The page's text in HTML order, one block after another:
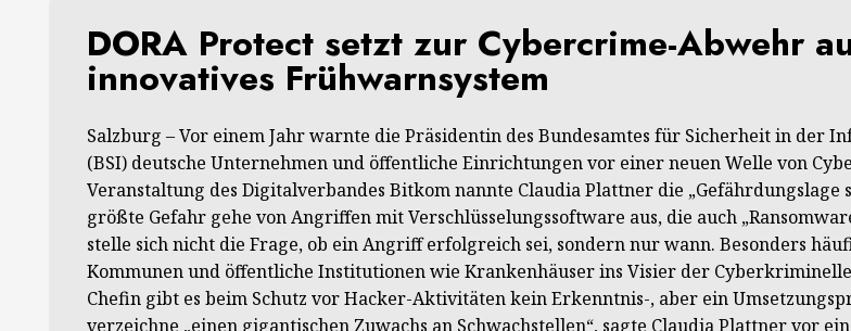
DORA Protect setzt zur Cybercrime-Abwehr
innovatives Frühwarnsystem
Salzburg – Vor einem Jahr warnte die Präsidentin des Bundesamtes für Sicherheit in der
(BSI) deutsche Unternehmen und öffentliche Einrichtungen vor einer neuen Welle von
Veranstaltung des Digitalverbandes Bitkom nannte Claudia Plattner die „Gefährdungslage
größte Gefahr gehe von Angriffen mit Verschlüsselungssoftware aus, die auch
stelle sich nicht die Frage, ob ein Angriff erfolgreich sei, sondern nur wann. Besonders
Kommunen und öffentliche Institutionen wie Krankenhäuser ins Visier der
Chefin gibt es beim Schutz vor Hacker-Aktivitäten kein Erkenntnis-, aber ein
verzeichne „einen gigantischen Zuwachs an Schwachstellen“, sagte Claudia Plattner vor